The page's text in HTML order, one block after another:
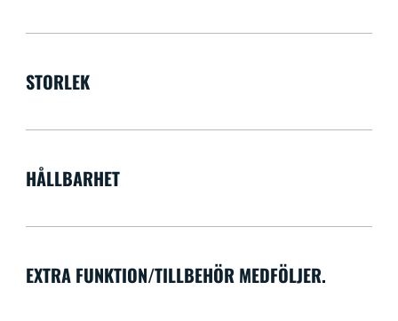
STORLEK
HÅLLBARHET
EXTRA FUNKTION/TILLBEHÖR MEDFÖLJER.